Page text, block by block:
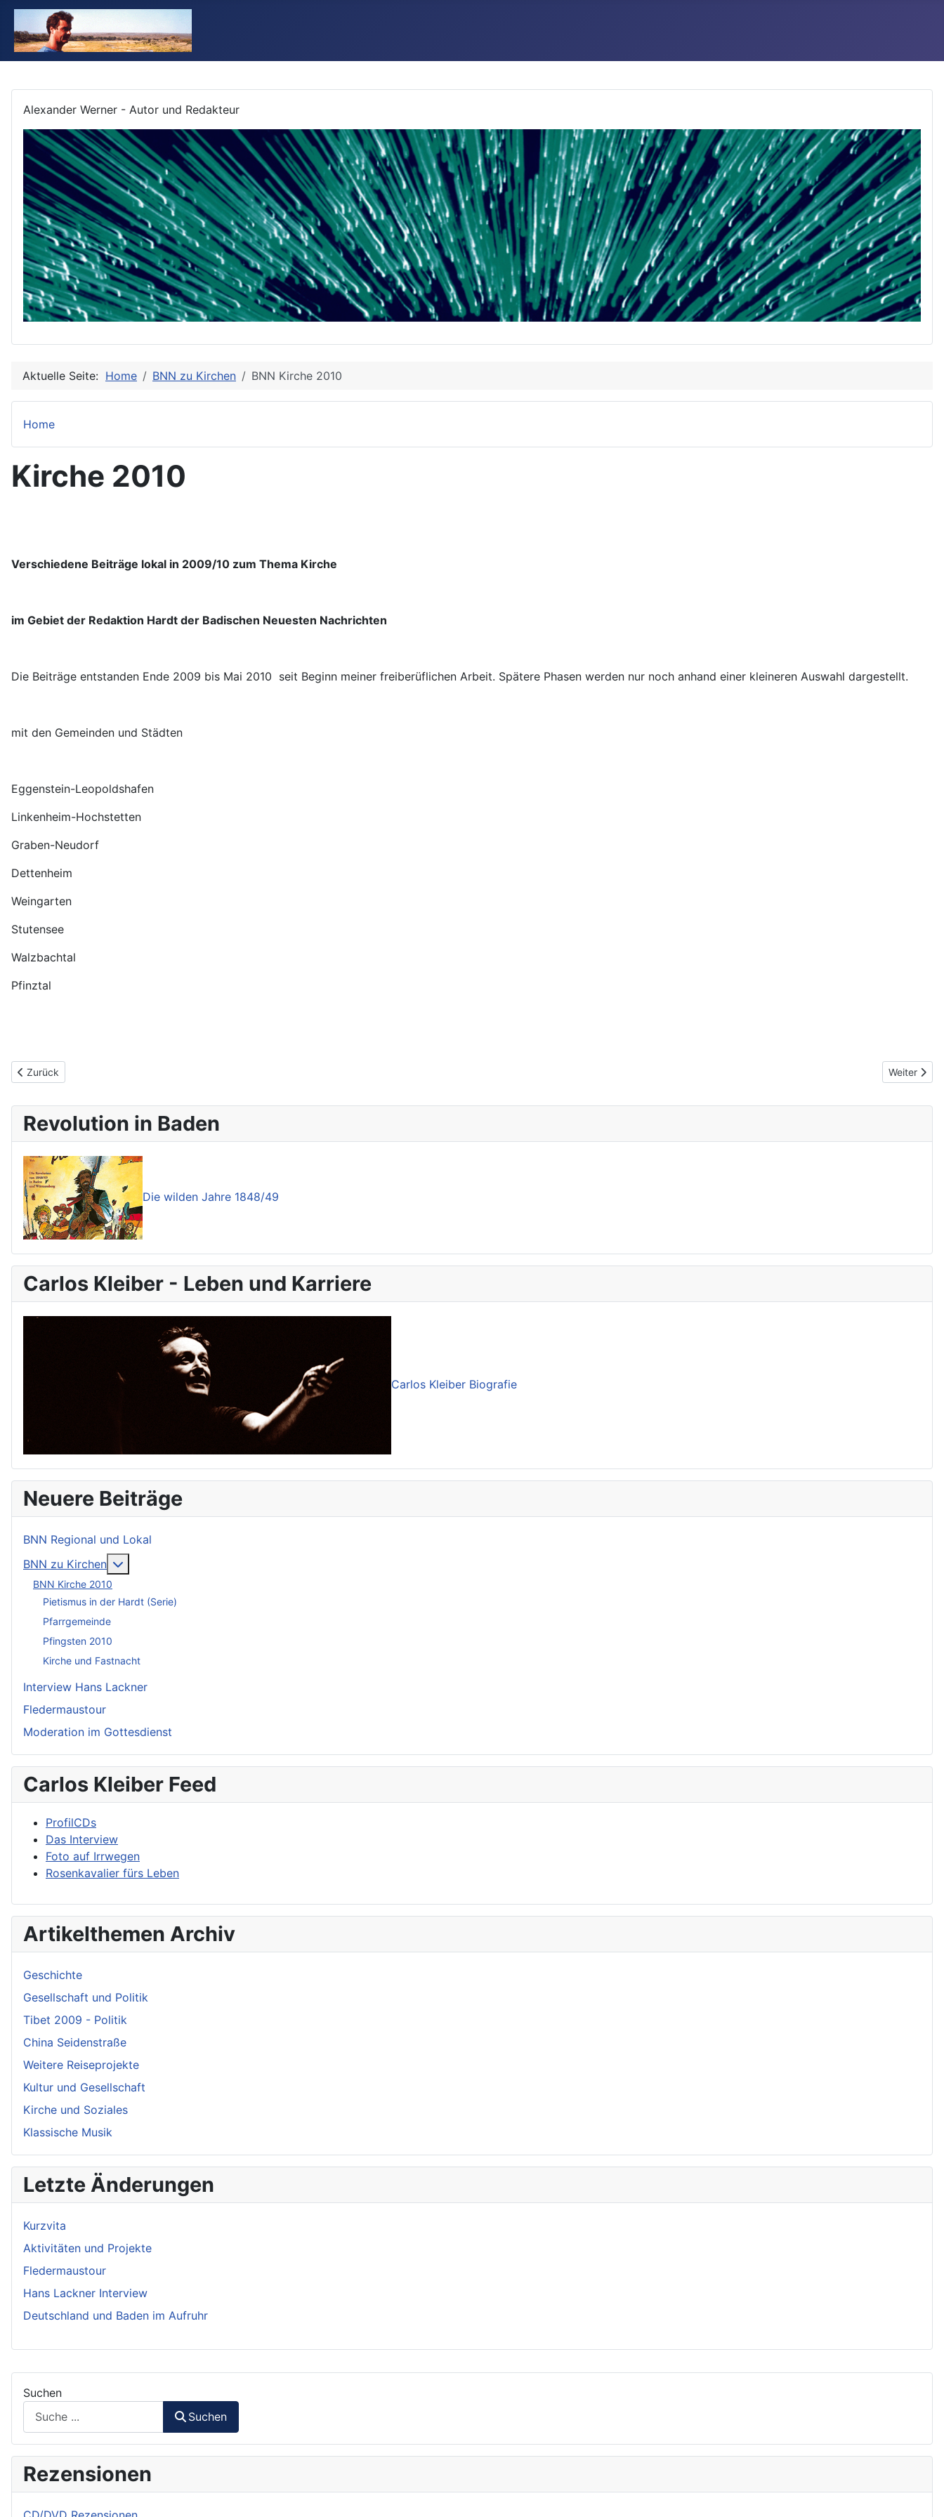
Alexander Werner - Autor und Redakteur
Suchen
Suchen
Rezensionen
Aktuelle Seite: Home BNN zu Kirchen BNN Kirche 2010
Home
Kirche 2010
Verschiedene Beiträge lokal in 2009/10 zum Thema Kirche
im Gebiet der Redaktion Hardt der Badischen Neuesten Nachrichten
Die Beiträge entstanden Ende 2009 bis Mai 2010 seit Beginn meiner freiberüflichen Arbeit. Spätere Phasen werden nur noch anhand einer kleineren Auswahl dargestellt.
mit den Gemeinden und Städten
Eggenstein-Leopoldshafen
Linkenheim-Hochstetten
Graben-Neudorf
Dettenheim
Weingarten
Stutensee
Walzbachtal
Pfinztal
Vorheriger Beitrag: BNN Hardtregion 2009/2010
Zurück Nächster
Weiter
Revolution in Baden
Die wilden Jahre 1848/49
Carlos Kleiber - Leben und Karriere
Carlos Kleiber Biografie
Neuere Beiträge
BNN Regional und Lokal
BNN zu Kirchen
BNN Kirche 2010
Pietismus in der Hardt (Serie)
Pfarrgemeinde
Pfingsten 2010
Kirche und Fastnacht
Interview Hans Lackner
Fledermaustour
Moderation im Gottesdienst
Carlos Kleiber Feed
ProfilCDs
Das Interview
Foto auf Irrwegen
Rosenkavalier fürs Leben
Artikelthemen Archiv
Geschichte
Gesellschaft und Politik
Tibet 2009 - Politik
China Seidenstraße
Weitere Reiseprojekte
Kultur und Gesellschaft
Kirche und Soziales
Klassische Musik
Letzte Änderungen
Kurzvita
Aktivitäten und Projekte
Fledermaustour
Hans Lackner Interview
Deutschland und Baden im Aufruhr